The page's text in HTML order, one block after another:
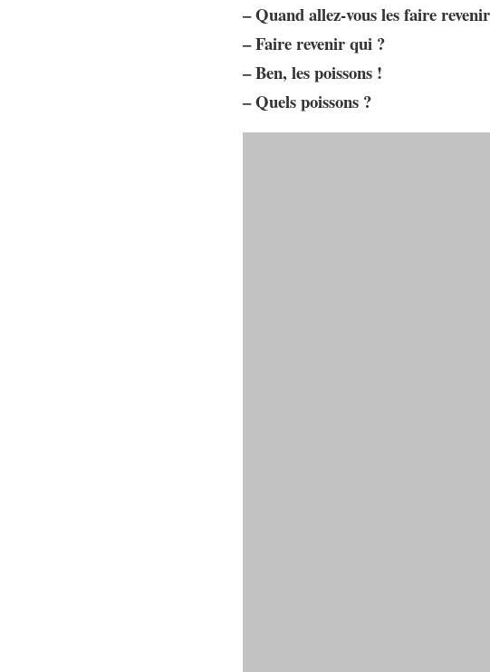
– Quand allez-vous les faire
– Faire revenir qui ?
– Ben, les poissons !
– Quels poissons ?